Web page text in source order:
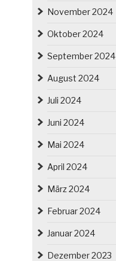
November 2024
Oktober 2024
September 2024
August 2024
Juli 2024
Juni 2024
Mai 2024
April 2024
März 2024
Februar 2024
Januar 2024
Dezember 2023